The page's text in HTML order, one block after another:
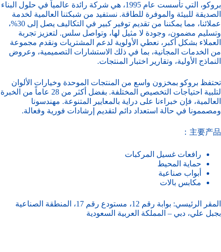
بروكو، التي تأسست عام 1995، هي شركة رائدة عالمياً في حلول البناء
الصديقة للبيئة والموفرة للطاقة. نستفيد من شبكتنا العالمية لخدمة
عملائنا، مما يمكننا من تقديم توفير كبير في التكاليف يصل إلى 30%،
وتسليم مضمون، وجودة لا مثيل لها، وتواصل سلس. لتعزيز تجربة
العملاء بشكل أكبر، نعطي الأولوية لدعم المشتريات ونقدم مجموعة
من الخدمات المجانية، بما في ذلك الاستشارات التصميمية، وعروض
النماذج الأولية، وتقارير اختبار المنتجات.
تحتفظ بروكو بمخزون واسع من المنتجات الموحدة وخيارات الألوان
لتلبية احتياجات التخصيص المختلفة. بفضل أكثر من 28 عاماً من الخبرة
العالمية، فإن خبراءنا على دراية بالمعايير المتنوعة. مهندسونا
ومصممونا في حالة استعداد دائم لتقديم إرشادات فورية وفعالة.
主要产品：
رافعات غسيل المركبات
حماية المحيط
أبواب صناعية
مكابس بالات
المقر الرئيسي: بوابة رقم 12، مستودع رقم 17، المنطقة الصناعية
بجبل علي، دبي – المملكة العربية السعودية